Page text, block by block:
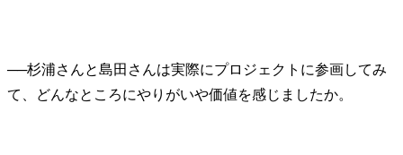
──杉浦さんと島田さんは実際にプロジェクトに参画してみ